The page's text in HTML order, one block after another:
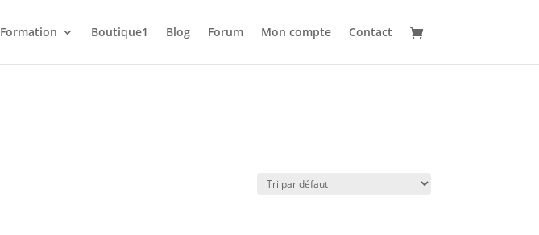
Formation Boutique1 Blog Forum Mon compte Contact